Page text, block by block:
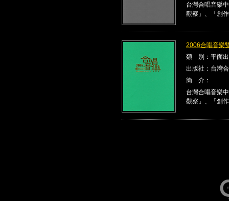
台灣合唱音樂
觀察」、「創
2006合唱音樂
類 別：平面
出版社：台灣
簡 介：
台灣合唱音樂
觀察」、「創